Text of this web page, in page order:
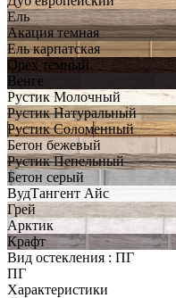
Ель
Акация темная
Ель карпатская
Орех темный
Венге
Рустик Молочный
Рустик Натуральный
Рустик Соломенный
Бетон бежевый
Рустик Пепельный
Бетон серый
ВудТангент Айс
Грей
Арктик
Крафт
Вид остекления : ПГ
ПГ
Характеристики